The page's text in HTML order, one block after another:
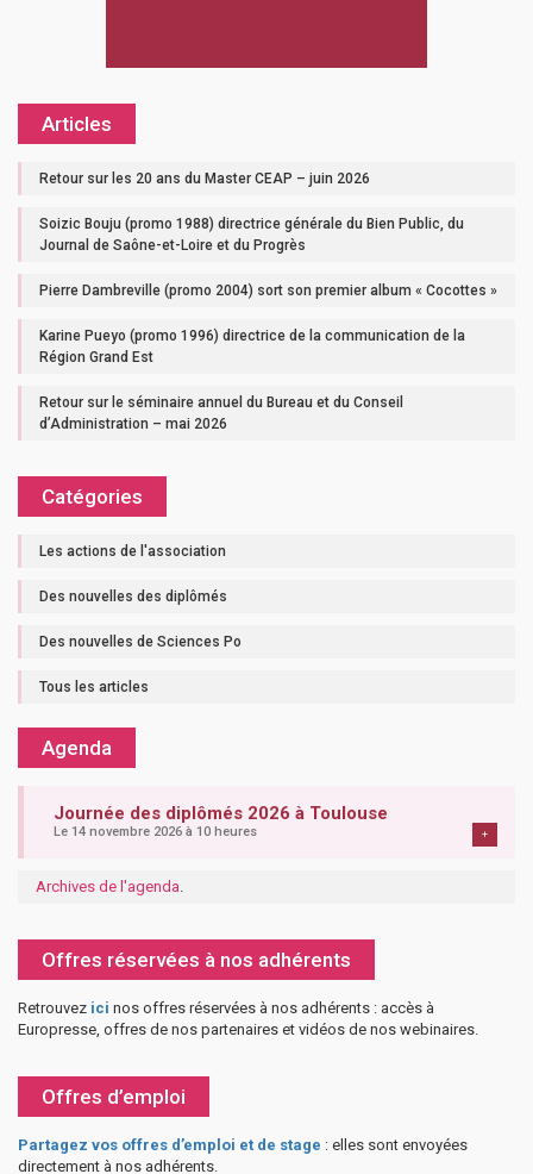
Articles
Retour sur les 20 ans du Master CEAP – juin 2026
Soizic Bouju (promo 1988) directrice générale du Bien Public, du
Journal de Saône-et-Loire et du Progrès
Pierre Dambreville (promo 2004) sort son premier album « Cocottes »
Karine Pueyo (promo 1996) directrice de la communication de la
Région Grand Est
Retour sur le séminaire annuel du Bureau et du Conseil
d’Administration – mai 2026
Catégories
Les actions de l'association
Des nouvelles des diplômés
Des nouvelles de Sciences Po
Tous les articles
Agenda
Journée des diplômés 2026 à Toulouse
Le 14 novembre 2026 à 10 heures +
Archives de l'agenda
Offres réservées à nos adhérents
Retrouvez ici nos offres réservées à nos adhérents : accès à
Europresse, offres de nos partenaires et vidéos de nos webinaires.
Offres d’emploi
Partagez vos offres d’emploi et de stage : elles sont envoyées
directement à nos adhérents.